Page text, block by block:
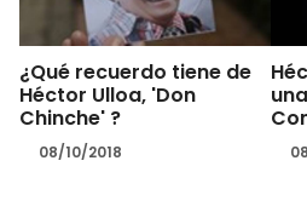
¿Qué recuerdo tiene de
Héctor Ulloa, 'Don
Chinche' ?
08/10/2018